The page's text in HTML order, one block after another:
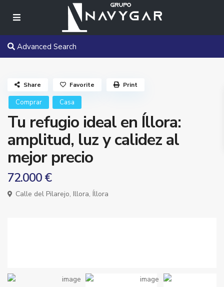
Advanced Search
Comprar Casa
Tu refugio ideal en Íllora:
amplitud, luz y calidez al
mejor precio
72.000 €
Calle del Pilarejo, Illora, Íllora
Share Favorite Print